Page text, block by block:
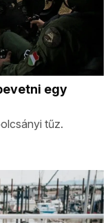
egy
tűz.